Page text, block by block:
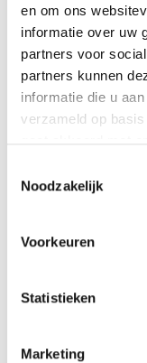
en om ons
informatie over uw
partners voor
partners kunnen
informatie die u
verzameld op
gaat akkoord met
Noodzakelijk
Voorkeuren
Statistieken
Marketing